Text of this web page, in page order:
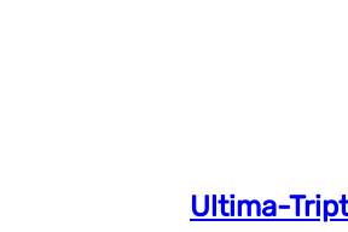
Ultima-